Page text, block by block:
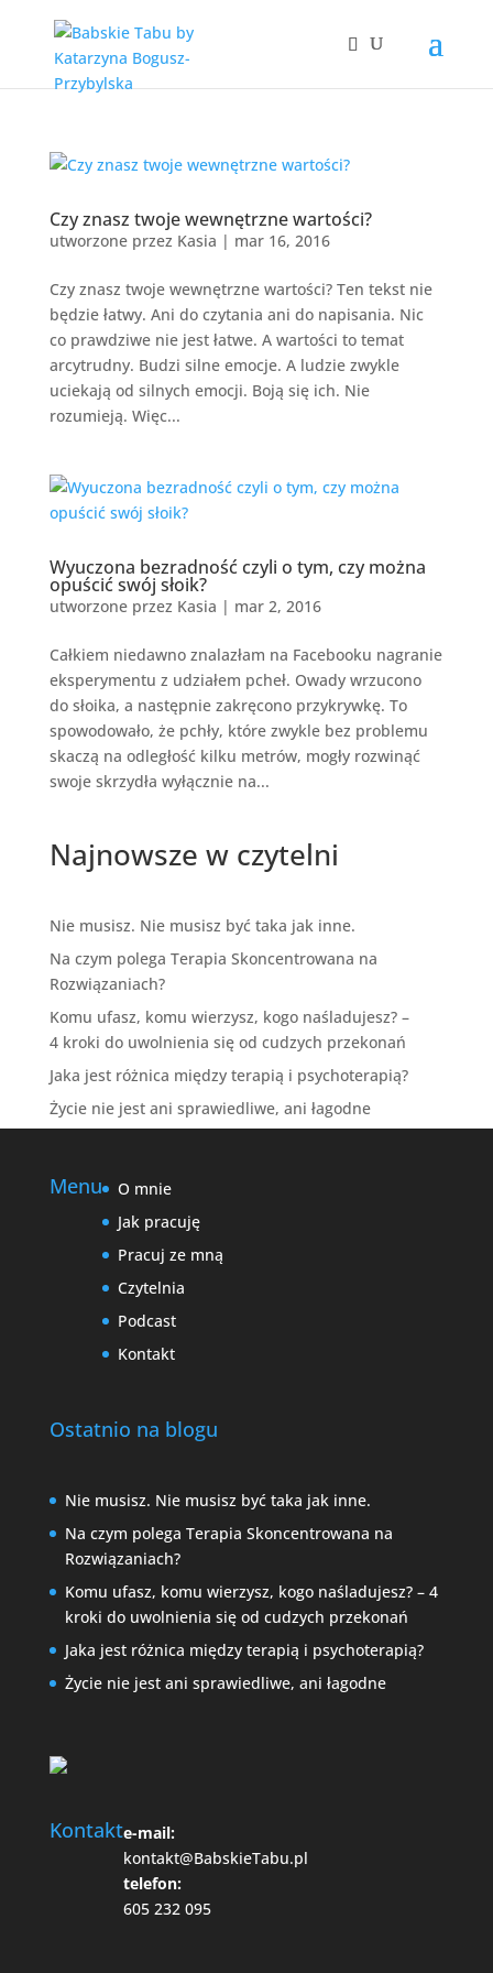
Czy znasz twoje wewnętrzne wartości?
utworzone przez Kasia | mar 16, 2016
Czy znasz twoje wewnętrzne wartości? Ten tekst nie
będzie łatwy. Ani do czytania ani do napisania. Nic
co prawdziwe nie jest łatwe. A wartości to temat
arcytrudny. Budzi silne emocje. A ludzie zwykle
uciekają od silnych emocji. Boją się ich. Nie
rozumieją. Więc...
Wyuczona bezradność czyli o tym, czy można
opuścić swój słoik?
utworzone przez Kasia | mar 2, 2016
Całkiem niedawno znalazłam na Facebooku nagranie
eksperymentu z udziałem pcheł. Owady wrzucono
do słoika, a następnie zakręcono przykrywkę. To
spowodowało, że pchły, które zwykle bez problemu
skaczą na odległość kilku metrów, mogły rozwinąć
swoje skrzydła wyłącznie na...
Najnowsze w czytelni
Nie musisz. Nie musisz być taka jak inne.
Na czym polega Terapia Skoncentrowana na
Rozwiązaniach?
Komu ufasz, komu wierzysz, kogo naśladujesz? –
4 kroki do uwolnienia się od cudzych przekonań
Jaka jest różnica między terapią i psychoterapią?
Życie nie jest ani sprawiedliwe, ani łagodne
Menu
O mnie
Jak pracuję
Pracuj ze mną
Czytelnia
Podcast
Kontakt
Ostatnio na blogu
Nie musisz. Nie musisz być taka jak inne.
Na czym polega Terapia Skoncentrowana na
Rozwiązaniach?
Komu ufasz, komu wierzysz, kogo naśladujesz? – 4
kroki do uwolnienia się od cudzych przekonań
Jaka jest różnica między terapią i psychoterapią?
Życie nie jest ani sprawiedliwe, ani łagodne
Kontakte-mail:
kontakt@BabskieTabu.pl
telefon:
605 232 095